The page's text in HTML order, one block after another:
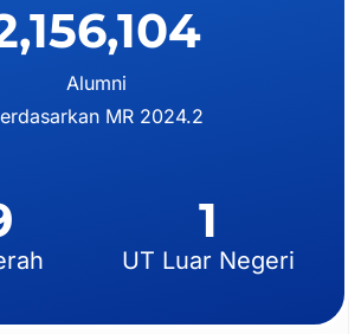
Alumni
MR 2024.2
UT Luar Negeri
1